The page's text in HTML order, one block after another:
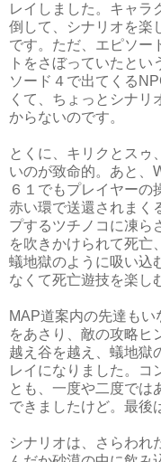
レイしました。キャラ
倒して、シナリオを楽
です。ただ、エピソー
トをさぼっていたと
ソード４で出てくる
くて、ちょっとシナリ
からないのです。
とくに、キリクとスゥ
いのが致命的。あと
６１でもプレイヤーの
赤い環で送還されまく
プするツチノコに凍ら
を吹きかけられて死亡
蟻地獄のように吸い込
なくて死亡遊技を楽し
MAP道案内の先達も
をあさり、敵の攻略ヒ
越え谷を越え、蟻地獄
レイになりました。コ
とも、一度や二度では
できましたけど。最後
シナリオは、さらわれ